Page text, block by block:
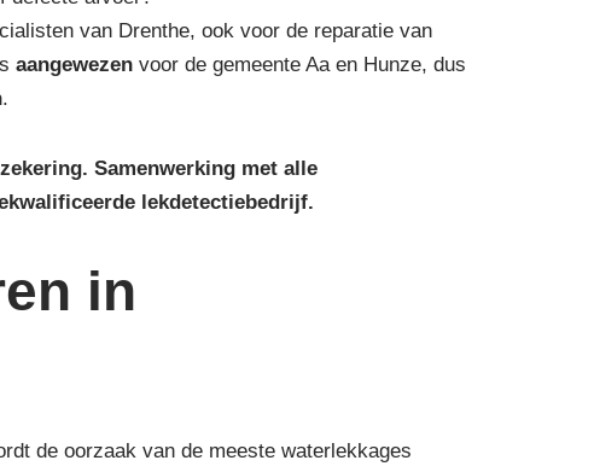
van Drenthe, ook voor de reparatie van
aangewezen voor de gemeente Aa en Hunze, dus
.
Samenwerking met alle
lekdetectiebedrijf.
in
de oorzaak van de meeste waterlekkages